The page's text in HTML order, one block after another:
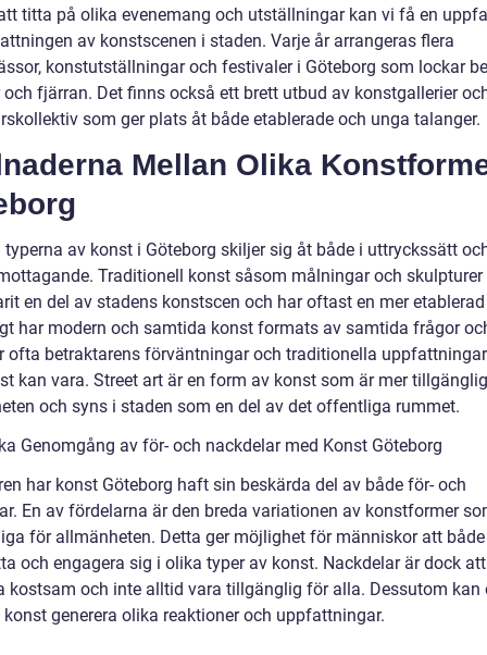
titta på olika evenemang och utställningar kan vi få en
av konstscenen i staden. Varje år arrangeras flera
konstutställningar och festivaler i Göteborg som lockar
fjärran. Det finns också ett brett utbud av konstgallerier
som ger plats åt både etablerade och unga talanger.
Mellan Olika
typerna av konst i Göteborg skiljer sig åt både i uttryckssätt
Traditionell konst såsom målningar och skulpturer
en del av stadens konstscen och har oftast en mer
har modern och samtida konst formats av samtida frågor
ofta betraktarens förväntningar och traditionella
kan vara. Street art är en form av konst som är mer
och syns i staden som en del av det offentliga rummet.
Genomgång av för- och nackdelar med Konst Göteborg
har konst Göteborg haft sin beskärda del av både för- och
En av fördelarna är den breda variationen av konstformer
för allmänheten. Detta ger möjlighet för människor att både
och engagera sig i olika typer av konst. Nackdelar är dock
kostsam och inte alltid vara tillgänglig för alla. Dessutom kan
konst generera olika reaktioner och uppfattningar.